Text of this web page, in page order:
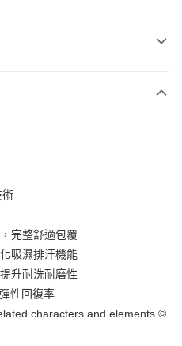
術
完整舒適包覆
吸濕排汗機能
升耐洗耐磨性
性回復率
characters and elements ©